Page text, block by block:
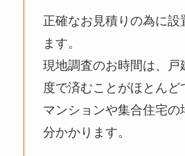
正確なお見積りの為に設
ます。
現地調査のお時間は、戸
度で済むことがほとんど
マンションや集合住宅の
分かかります。